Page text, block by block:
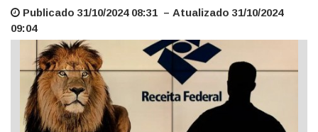
Publicado 31/10/2024 08:31 – Atualizado 31/10/2024
09:04